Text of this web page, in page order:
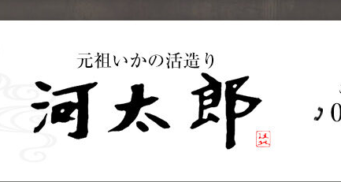
イカの活き造
ブログ